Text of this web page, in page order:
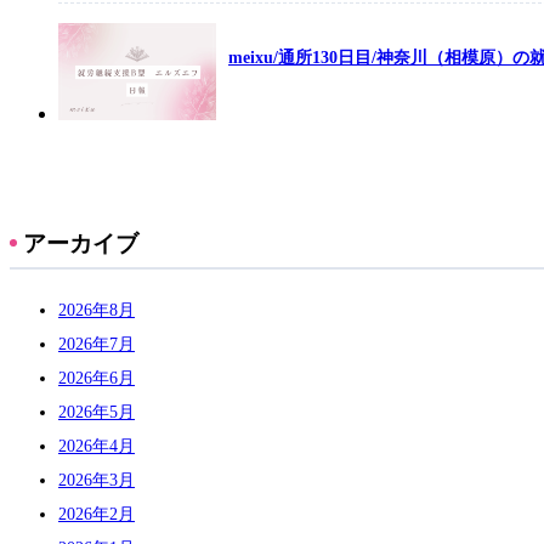
meixu/通所130日目/神奈川（相模原）の
アーカイブ
2026年8月
2026年7月
2026年6月
2026年5月
2026年4月
2026年3月
2026年2月